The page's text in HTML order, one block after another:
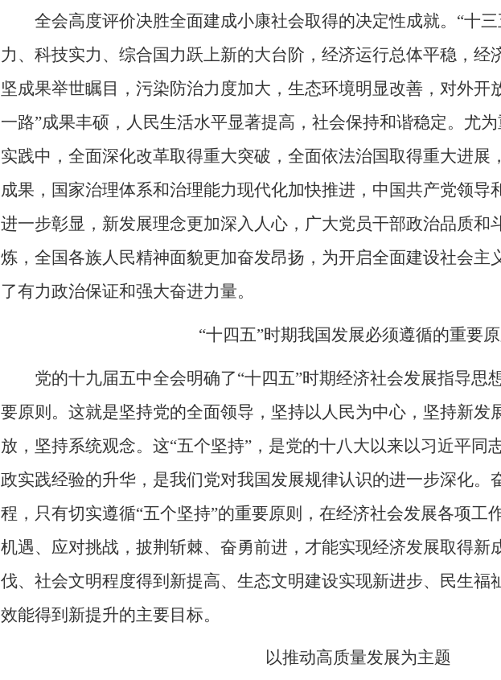
全会高度评价决胜全面建成小康社会取得的决定性成就。 “十
力、科技实力、综合国力跃上新的大台阶，经济运行总体平稳，经
坚成果举世瞩目，污染防治力度加大，生态环境明显改善，对外开
一路”成果丰硕，人民生活水平显著提高，社会保持和谐稳定。尤
实践中，全面深化改革取得重大突破，全面依法治国取得重大进展
成果，国家治理体系和治理能力现代化加快推进，中国共产党领导
进一步彰显，新发展理念更加深入人心，广大党员干部政治品质和
炼，全国各族人民精神面貌更加奋发昂扬，为开启全面建设社会主
了有力政治保证和强大奋进力量。
“十四五”时期我国发展必须遵循的重要原
党的十九届五中全会明确了“十四五”时期经济社会发展指导思
要原则。这就是坚持党的全面领导，坚持以人民为中心，坚持新发
放，坚持系统观念。这“五个坚持”，是党的十八大以来以习近平同
政实践经验的升华，是我们党对我国发展规律认识的进一步深化。
程，只有切实遵循“五个坚持”的重要原则，在经济社会发展各项工
机遇、应对挑战，披荆斩棘、奋勇前进，才能实现经济发展取得新
伐、社会文明程度得到新提高、生态文明建设实现新进步、民生福
效能得到新提升的主要目标。
以推动高质量发展为主题